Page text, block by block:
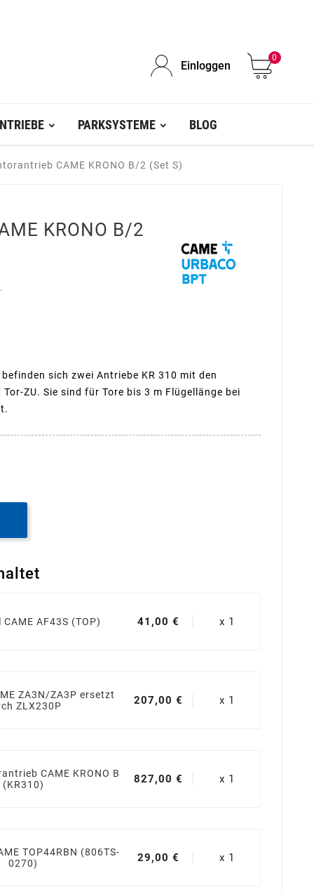
Einloggen
0
PARKSYSTEME BLOG
CAME KRONO B/2 (Set S)
KRONO B/2
befinden sich zwei Antriebe KR 310 mit den
ZU. Sie sind für Tore bis 3 m Flügellänge bei
AF43S (TOP) 41,00 € x 1
ZA3N/ZA3P ersetzt
ZLX230P
207,00 € x 1
CAME KRONO B
(KR310)
827,00 € x 1
TOP44RBN (806TS-
0270)
29,00 € x 1